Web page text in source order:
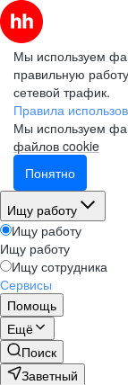
Мы используем
правильную
сетевой трафик.
Правила
Мы используем
файлов cookie
Понятно
Ищу работу
Ищу работу
Ищу работу
Ищу сотрудника
Сервисы
Помощь
Ещё
Поиск
Заветный